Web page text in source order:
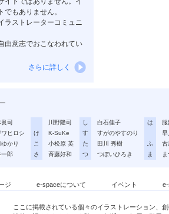
もありません。
ラストレーターコミュニ
由意志でおこなわれてい
さらに詳しく
眞司
ワヒロシ
かり
一郎
川野隆司
け
K-SuKe
こ
小松原 英
さ
斉藤好和
し
白石佳子
す
すがのやすのり
た
田川 秀樹
つ
つぼいひろき
は
早
ふ
古
ま
ジ e-spaceについて イベント
ここに掲載されている個々のイラストレーション、